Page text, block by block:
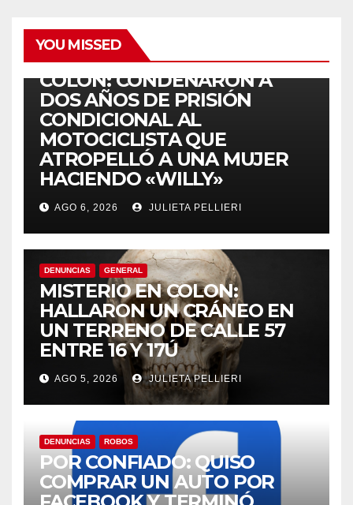
YOU MISSED
COLÓN: CONDENARON A
DOS AÑOS DE PRISIÓN
CONDICIONAL AL
MOTOCICLISTA QUE
ATROPELLÓ A UNA MUJER
HACIENDO «WILLY»
AGO 6, 2026 JULIETA PELLIERI
DENUNCIAS GENERAL
MISTERIO EN COLON:
HALLARON UN CRÁNEO EN
UN TERRENO DE CALLE 57
ENTRE 16 Y 17Ú
AGO 5, 2026 JULIETA PELLIERI
DENUNCIAS ROBOS
POR CONFIADO: QUISO
COMPRAR UN AUTO POR